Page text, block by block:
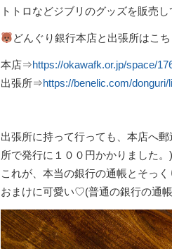
トトロなどジブリのグッズを販売
どんぐり銀行本店と出張所はこち
本店⇒https://okawafk.or.jp/space/
出張所⇒https://benelic.com/donguri/
出張所に持って行っても、本店へ郵
所で発行に１００円かかりました。)
これが、本当の銀行の通帳とそっく
おまけに可愛い♡(普通の銀行の通